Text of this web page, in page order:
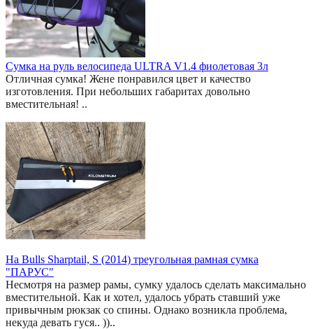
Сумка на руль велосипеда ULTRA V1.4 фиолетовая 3л
Отличная сумка! Жене понравился цвет и качество
изготовления. При небольших габаритах довольно
вместительная! ..
На Bulls Sharptail, S (2014) треугольная рамная сумка
"ПАРУС"
Несмотря на размер рамы, сумку удалось сделать максимально
вместительной. Как и хотел, удалось убрать ставший уже
привычным рюкзак со спины. Однако возникла проблема,
некуда девать гуся.. ))..